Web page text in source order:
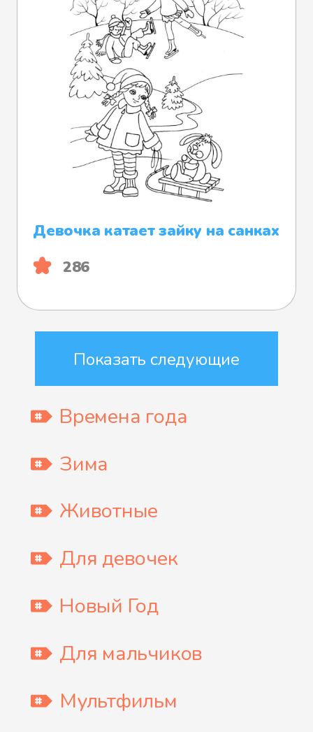
Девочка катает зайку на санках
286
Показать следующие
Времена года
Зима
Животные
Для девочек
Новый Год
Для мальчиков
Мультфильм